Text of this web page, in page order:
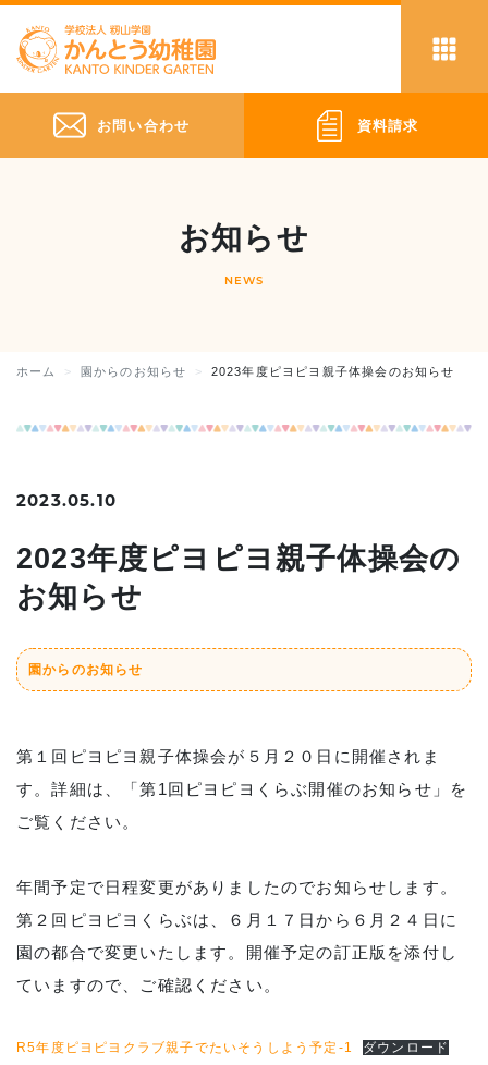
お問い合わせ 資料請求
お知らせ
NEWS
ホーム 園からのお知らせ 2023年度ピヨピヨ親子体操会のお知らせ
2023.05.10
2023年度ピヨピヨ親子体操会の
お知らせ
園からのお知らせ
第１回ピヨピヨ親子体操会が５月２０日に開催されま
す。詳細は、「第1回ピヨピヨくらぶ開催のお知らせ」を
ご覧ください。
年間予定で日程変更がありましたのでお知らせします。
第２回ピヨピヨくらぶは、６月１７日から６月２４日に
園の都合で変更いたします。開催予定の訂正版を添付し
ていますので、ご確認ください。
R5年度ピヨピヨクラブ親子でたいそうしよう予定-1 ダウンロード